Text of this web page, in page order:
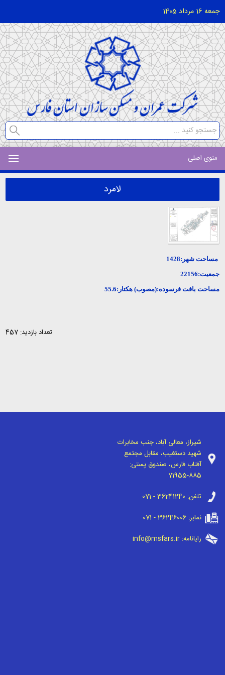
جمعه 16 مرداد 1405
منوی اصلی
لامرد
مساحت شهر:1428
جمعیت:22156
مساحت بافت فرسوده:(مصوب) هکتار:55.6
تعداد بازدید: 457
شیراز، معالی آباد، جنب مخابرات
شهید دستغیب، مقابل مجتمع
آفتاب فارس، صندوق پستی:
71955-885
تلفن: 071 - 36241240
نمابر:071 - 36246006
رایانامه:info@msfars.ir